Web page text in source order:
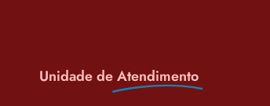
Unidade deAtendimento